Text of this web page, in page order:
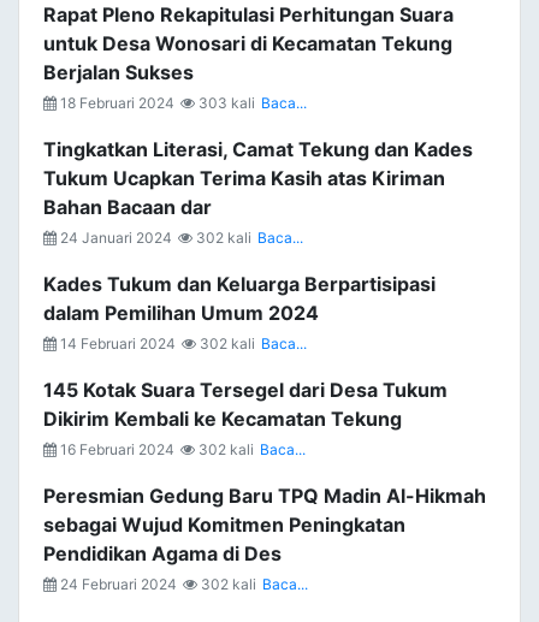
Rapat Pleno Rekapitulasi Perhitungan Suara
untuk Desa Wonosari di Kecamatan Tekung
Berjalan Sukses
18 Februari 2024 303 kali Baca...
Tingkatkan Literasi, Camat Tekung dan Kades
Tukum Ucapkan Terima Kasih atas Kiriman
Bahan Bacaan dar
24 Januari 2024 302 kali Baca...
Kades Tukum dan Keluarga Berpartisipasi
dalam Pemilihan Umum 2024
14 Februari 2024 302 kali Baca...
145 Kotak Suara Tersegel dari Desa Tukum
Dikirim Kembali ke Kecamatan Tekung
16 Februari 2024 302 kali Baca...
Peresmian Gedung Baru TPQ Madin Al-Hikmah
sebagai Wujud Komitmen Peningkatan
Pendidikan Agama di Des
24 Februari 2024 302 kali Baca...